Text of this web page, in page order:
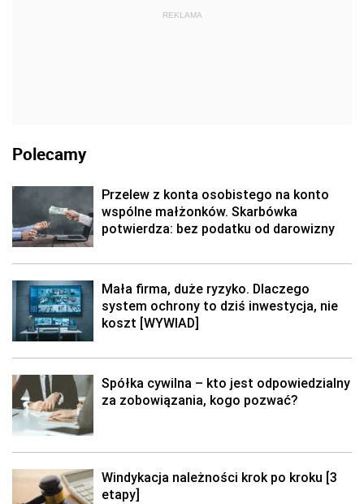
REKLAMA
Polecamy
Przelew z konta osobistego na konto
wspólne małżonków. Skarbówka
potwierdza: bez podatku od darowizny
Mała firma, duże ryzyko. Dlaczego
system ochrony to dziś inwestycja, nie
koszt [WYWIAD]
Spółka cywilna – kto jest odpowiedzialny
za zobowiązania, kogo pozwać?
Windykacja należności krok po kroku [3
etapy]